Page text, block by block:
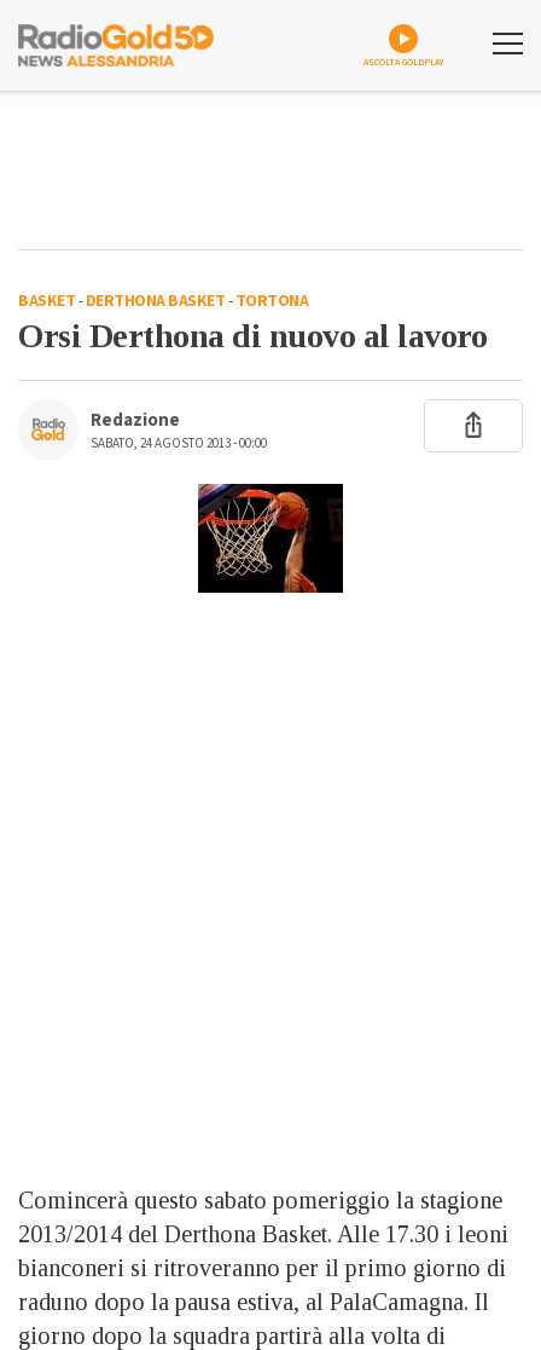
ASCOLTA GOLDPLAY
BASKET-DERTHONA BASKET-TORTONA
Orsi Derthona di nuovo al lavoro
Redazione
SABATO, 24 AGOSTO 2013 - 00:00
Comincerà questo sabato pomeriggio la stagione
2013/2014 del Derthona Basket. Alle 17.30 i leoni
bianconeri si ritroveranno per il primo giorno di
raduno dopo la pausa estiva, al PalaCamagna. Il
giorno dopo la squadra partirà alla volta di